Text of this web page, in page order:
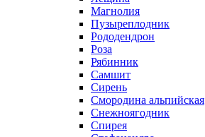
Магнолия
Пузыреплодник
Рододендрон
Роза
Рябинник
Самшит
Сирень
Смородина альпийская
Снежноягодник
Спирея